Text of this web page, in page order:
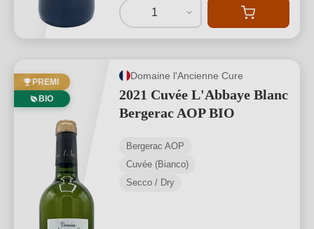
1
PREMI
BIO
Domaine l'Ancienne Cure
2021 Cuvée L'Abbaye Blanc
Bergerac AOP BIO
Bergerac AOP
Cuvée (Bianco)
Secco / Dry